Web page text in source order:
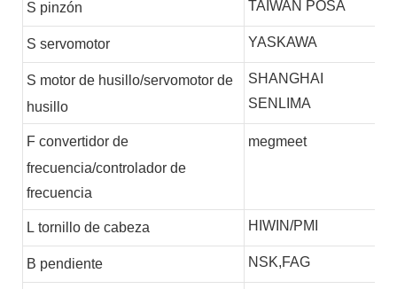
S pinzón TAIWAN POSA
S servomotor YASKAWA
S motor de husillo/servomotor de
husillo
SHANGHAI
SENLIMA
F convertidor de
frecuencia/controlador de
frecuencia
megmeet
L tornillo de cabeza HIWIN/PMI
B pendiente NSK,FAG